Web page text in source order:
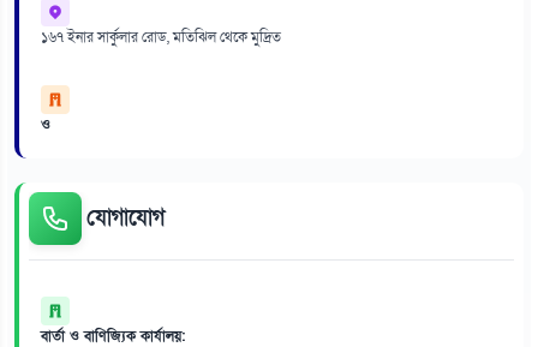
১৬৭ ইনার সার্কুলার রোড, মতিঝিল থেকে মুদ্রিত
ও
যোগাযোগ
বার্তা ও বাণিজ্যিক কার্যালয়: